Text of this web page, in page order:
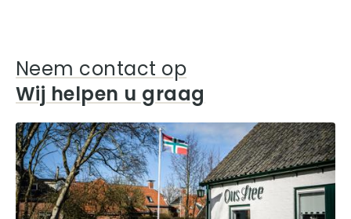
Neem contact op
Wij helpen u graag